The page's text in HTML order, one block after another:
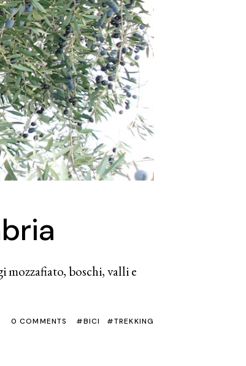
mozzafiato, boschi, valli e
0 COMMENTS BICI TREKKING